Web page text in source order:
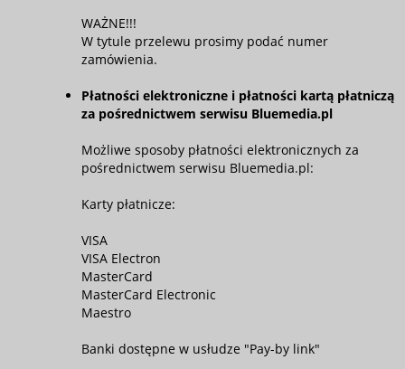
WAŻNE!!!
W tytule przelewu prosimy podać numer
zamówienia.
Płatności elektroniczne i płatności kartą płatniczą
za pośrednictwem serwisu Bluemedia.pl
Możliwe sposoby płatności elektronicznych za
pośrednictwem serwisu Bluemedia.pl:
Karty płatnicze:
VISA
VISA Electron
MasterCard
MasterCard Electronic
Maestro
Banki dostępne w usłudze "Pay-by link"